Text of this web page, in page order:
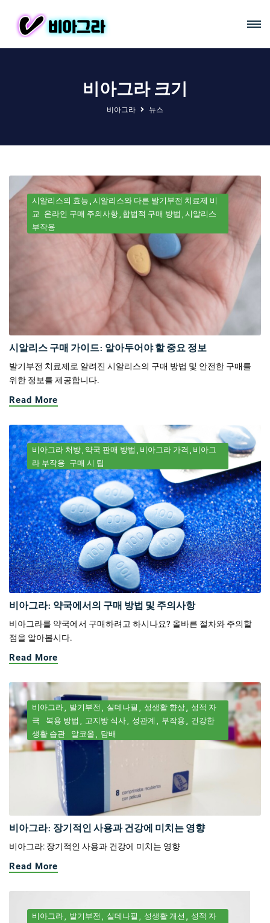
비아그라 크기
비아그라 뉴스
시알리스의 효능 시알리스와 다른 발기부전 치료제 비
교 온라인 구매 주의사항 합법적 구매 방법 시알리스
부작용
시알리스 구매 가이드: 알아두어야 할 중요 정보
발기부전 치료제로 알려진 시알리스의 구매 방법 및 안전한 구매를
위한 정보를 제공합니다.
Read More
비아그라 처방 약국 판매 방법 비아그라 가격
비아그
라 부작용 구매 시 팁
비아그라: 약국에서의 구매 방법 및 주의사항
비아그라를 약국에서 구매하려고 하시나요? 올바른 절차와 주의할
점을 알아봅시다.
Read More
비아그라 발기부전 실데나필 성생활 향상
성적 자
극
복용 방법 고지방 식사 성관계 부작용
건강한
생활 습관
알코올 담배
비아그라: 장기적인 사용과 건강에 미치는 영향
비아그라: 장기적인 사용과 건강에 미치는 영향
Read More
비아그라 발기부전 실데나필 성생활 개선
성적 자